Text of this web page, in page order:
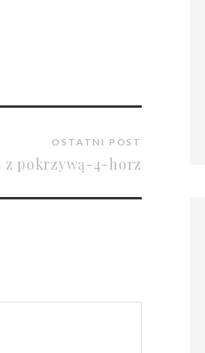
OSTATNI POST
z pokrzywą-4-horz